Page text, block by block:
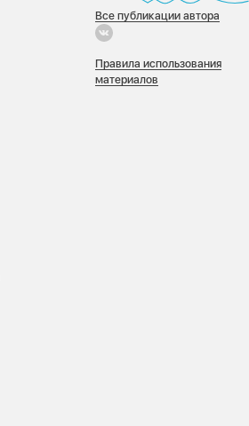
Все публикации автора
Правила использования
материалов